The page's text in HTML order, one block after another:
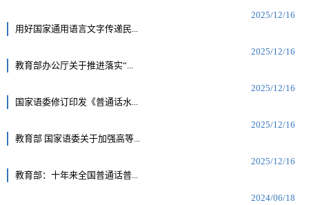
2025/12/16
用好国家通用语言文字传递民...
2025/12/16
教育部办公厅关于推进落实“...
2025/12/16
国家语委修订印发《普通话水...
2025/12/16
教育部 国家语委关于加强高等...
2025/12/16
教育部：十年来全国普通话普...
2024/06/18